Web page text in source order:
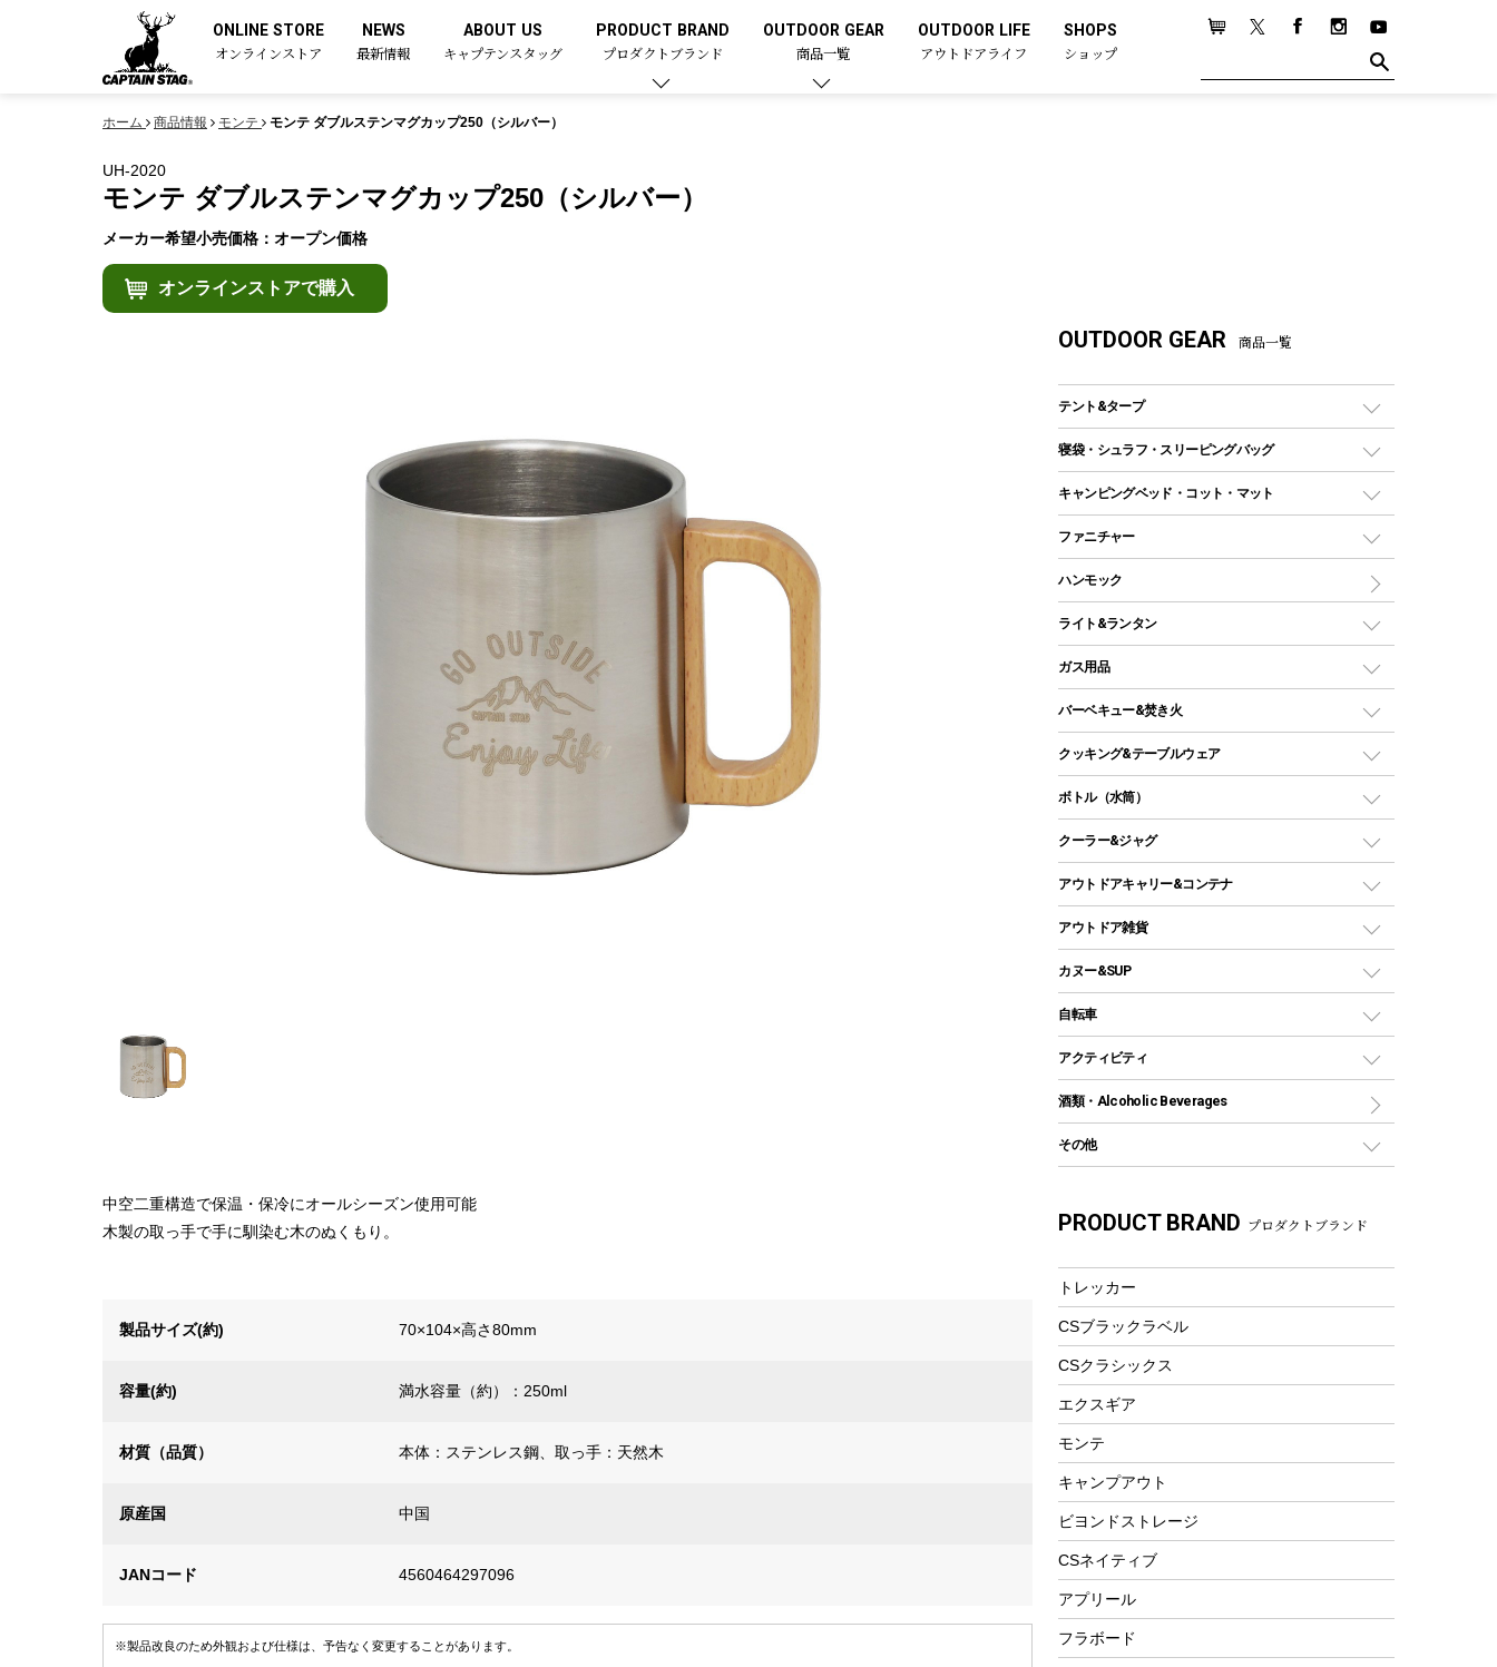
ONLINE STORE
オンラインストア
NEWS
最新情報
ABOUT US
キャプテンスタッグ
PRODUCT BRAND
プロダクトブランド
OUTDOOR GEAR
商品一覧
OUTDOOR LIFE
アウトドアライフ
SHOPS
ショップ
ホーム 商品情報 モンテ モンテ ダブルステンマグカップ250（シルバー）
UH-2020
モンテ ダブルステンマグカップ250（シルバー）
メーカー希望小売価格：オープン価格
オンラインストアで購入
中空二重構造で保温・保冷にオールシーズン使用可能
木製の取っ手で手に馴染む木のぬくもり。
製品サイズ(約) 70×104×高さ80mm
容量(約) 満水容量（約）：250ml
材質（品質） 本体：ステンレス鋼、取っ手：天然木
原産国 中国
JANコード 4560464297096
※製品改良のため外観および仕様は、予告なく変更することがあります。
OUTDOOR GEAR 商品一覧
テント&タープ
テント
ツールームテント
ワンポールテント
シェルターテント
ロッジ型・オリジナルテント
タープ
スクエアタープ（レクタタープ）
メッシュタープ
自立式タープ
パラソル
テントアクセサリー
ペグ
グランドシート
ガイドロープ
ツール
寝袋・シュラフ・スリーピングバッグ
レクタングラー型（封筒型）シュラフ
インナーシュラフ
キャンピングベッド・コット・マット
キャンピングベッド・コット
インフレータブルマット
ファニチャー
アウトドアテーブル
レジャーシート
ハンモック
ライト&ランタン
LEDランタン
ガスランタン
オイルランタン
LEDライト
ヘッドライト
キャンドル
ガス用品
ガスバーナー
ガス缶
ガストーチ、ライター
バーベキュー&焚き火
バーベキューコンロ、グリル
焚き火台タイプ（ロースタイル）グリル
卓上タイプグリル
パーティータイプグリル
鉄板、アミ
焚き火台&ストーブ
火起こし
バーベキューツール
燃料・着火剤・炭
クッキング&テーブルウェア
ダッチオーブン
ホットサンドメーカー
クッカーセット
シェラカップ
クッキングツール
ナイフ
カトラリー
マグカップ、カップ
フードボトル
コーヒー&ミル
トレー
ランチョンマット
ランチボックス
ピクニックセット
ボトル（水筒）
ステンレスボトル
コップ付きタイプ
ワンタッチタイプ
プラスチックボトル
ディズニーボトル
クーラー&ジャグ
クーラーボックス
クーラーバッグ
ウォータージャグ
保冷剤
アウトドアキャリー&コンテナ
アウトドアキャリー
アウトドア雑貨
バックパック&バッグ
リュック、バックパック
トートバッグ、サコッシュ
ショッピングキャリー
その他アウトドア雑貨
レイン
ツール、他
カヌー&SUP
インフレータブル
カヤック
パドル
ヘルメット
アクセサリー
自転車
折りたたみ自転車
スポーツサイクル
シティサイクル
自転車用アクセサリー
自転車ウェア
アクティビティ
マリン
ラッシュガード
テント
フローティングベスト
ヘルメット
エアーポンプ
ウィンター
防寒ウェア
ツール&アクセサリー
トレッキング
トレッキングステッキ
トレッキングアクセサリー
プレイグッズ
酒類・Alcoholic Beverages
その他
湯たんぽ
PRODUCT BRAND プロダクトブランド
トレッカー
CSブラックラベル
CSクラシックス
エクスギア
モンテ
キャンプアウト
ビヨンドストレージ
CSネイティブ
アプリール
フラボード